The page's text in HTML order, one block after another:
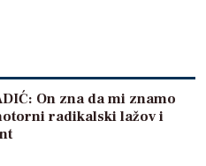
On zna da mi znamo
radikalski lažov i